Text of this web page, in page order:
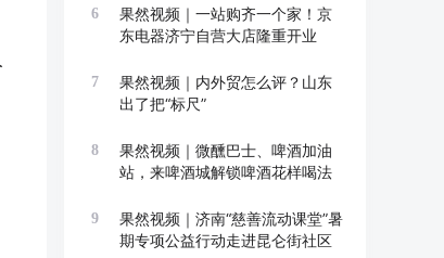
6
果然视频｜一站购齐一个家！京
东电器济宁自营大店隆重开业
7
果然视频｜内外贸怎么评？山东
出了把“标尺”
8
果然视频｜微醺巴士、啤酒加油
站，来啤酒城解锁啤酒花样喝法
9
果然视频｜济南“慈善流动课堂”暑
期专项公益行动走进昆仑街社区